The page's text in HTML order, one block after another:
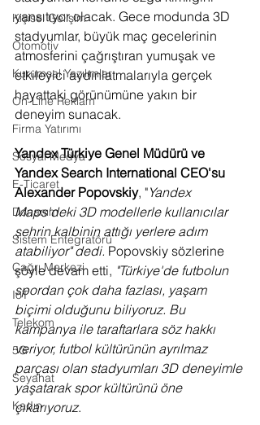
Kişisel Gelişim
Otomotiv
Kurumsal Yazılımlar
On-Line Reklam
Firma Yatırımı
Sosyal Medya
E-Ticaret
Donanım
Sistem Entegratörü
Çağrı Merkezi
IoT
Telekom
5G
Seyahat
Kadın
yansıtıyor olacak. Gece modunda 3D
stadyumlar, büyük maç gecelerinin
atmosferini çağrıştıran yumuşak ve
etkileyici aydınlatmalarıyla gerçek
hayattaki görünümüne yakın bir
deneyim sunacak.
Yandex Türkiye Genel Müdürü ve
Yandex Search International CEO'su
Alexander Popovskiy, "Yandex
Maps'deki 3D modellerle kullanıcılar
şehrin kalbinin attığı yerlere adım
atabiliyor" dedi. Popovskiy sözlerine
şöyle devam etti, "Türkiye'de futbolun
spordan çok daha fazlası, yaşam
biçimi olduğunu biliyoruz. Bu
kampanya ile taraftarlara söz hakkı
veriyor, futbol kültürünün ayrılmaz
parçası olan stadyumları 3D deneyimle
yaşatarak spor kültürünü öne
çıkarıyoruz.